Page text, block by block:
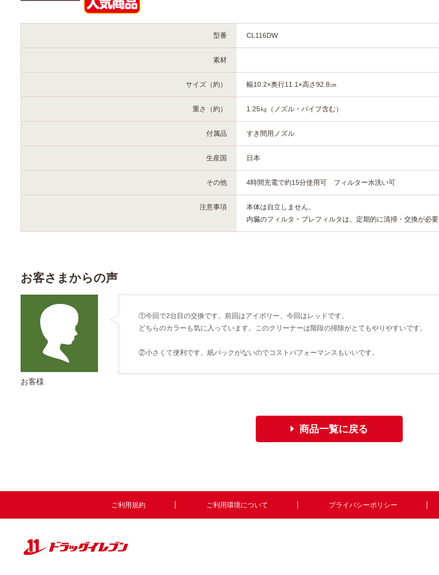
型番 CL116DW
素材
サイズ（約） 幅10.2×奥行11.1×高さ92.8㎝
重さ（約） 1.25㎏（ノズル・パイプ含む）
付属品 すき間用ノズル
生産国 日本
その他 4時間充電で約15分使用可 フィルター水洗い可
注意事項
本体は自立しません。
内臓のフィルタ・プレフィルタは、定期的に清掃・交換が必
お客さまからの声
お客様
①今回で2台目の交換です。前回はアイボリー、今回はレッドです。
どちらのカラーも気に入っています。このクリーナーは階段の掃除がとてもやりやすいです。
②小さくて便利です。紙パックがないのでコストパフォーマンスもいいです。
商品一覧に戻る
ご利用規約 ご利用環境について プライバシーポリシー